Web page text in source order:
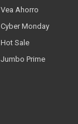
Vea Ahorro
Cyber Monday
Hot Sale
Jumbo Prime